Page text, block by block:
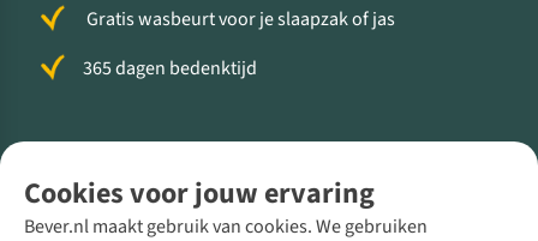
Cookies voor jouw ervaring
Bever.nl maakt gebruik van cookies. We gebruiken
Gratis wasbeurt voor je slaapzak of jas
365 dagen bedenktijd